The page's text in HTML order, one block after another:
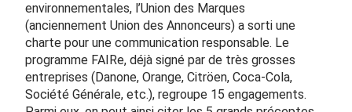
environnementales, l’Union des Marques
(anciennement Union des Annonceurs) a sorti une
charte pour une communication responsable. Le
programme FAIRe, déjà signé par de très grosses
entreprises (Danone, Orange, Citröen, Coca-Cola,
Société Générale, etc.), regroupe 15 engagements.